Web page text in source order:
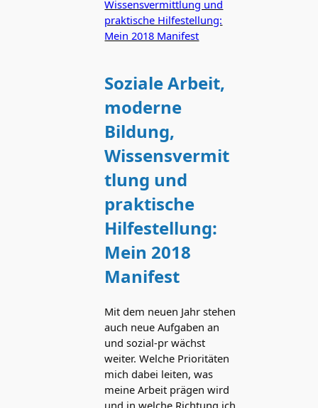
Soziale Arbeit,
moderne
Bildung,
Wissensvermit
tlung und
praktische
Hilfestellung:
Mein 2018
Manifest
Mit dem neuen Jahr stehen
auch neue Aufgaben an
und sozial-pr wächst
weiter. Welche Prioritäten
mich dabei leiten, was
meine Arbeit prägen wird
und in welche Richtung ich